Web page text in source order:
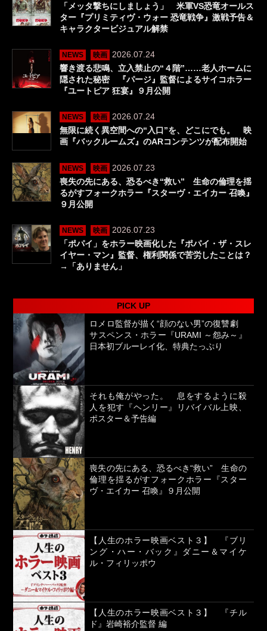
「メッタ撃ちにしましょう」 米軍VS恐竜オールス
ター『プリミティヴ・ウォー 恐竜戦争』激戦予告＆
キャラクタービジュアル解禁
NEWS 映画
2026.07.24
響き渡る悲鳴、立入禁止の“４階”……老人ホームに
隠された秘密 『パージ』監督によるサイコホラー
『ユートピア 狂宴』９月公開
NEWS 映画
2026.07.24
無限に続く異空間への“入口”を、どこにでも。 映
画『バックルームズ』のARコンテンツが配布開始
NEWS 映画
2026.07.23
喪失の先にある、恐るべき“救い” 生命の倫理を揺
るがすフォークホラー『スターヴ・エイカー 召喚』
９月公開
NEWS 映画
2026.07.23
「ポパイ」をホラー映画化した『ポパイ・ザ・スレ
イヤー・マン』監督、権利関係で苦労したことは？
→「ありません」
PICK UP
ロメロ監督が描く“顔のない男”の復讐劇
サスペンス・ホラー『URAMI ～怨み～』
日本初ブルーレイ化、特典たっぷり
それも俺がやった。 息をするように殺
人を犯す『ヘンリー』リバイバル上映、
ポスター＆予告編
喪失の先にある、恐るべき“救い” 生命の
倫理を揺るがすフォークホラー『スター
ヴ・エイカー 召喚』９月公開
【人生のホラー映画ベスト３】 『ブリ
ング・ハー・バック』ダニー＆マイケ
ル・フィリッポウ
【人生のホラー映画ベスト３】 『チル
ド』岩崎裕介監督 編